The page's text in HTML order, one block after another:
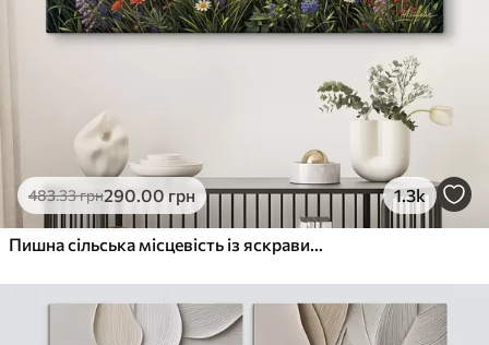
483.33грн290.00 грн 1.3k
Пишна сільська місцевість із яскравим лугом диких квітів, наповненим різнокольоровими квітами під хмарним небом